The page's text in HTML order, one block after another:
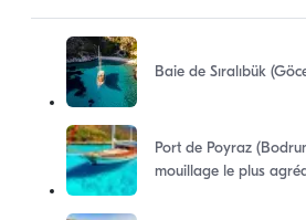
Baie de Sıralıbük
Port de Poyraz
mouillage le plus